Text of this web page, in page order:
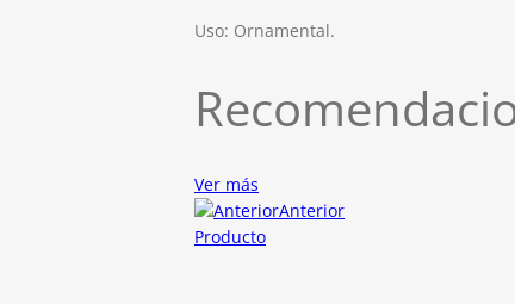
Uso: Ornamental.
Ver más
Anterior
Producto